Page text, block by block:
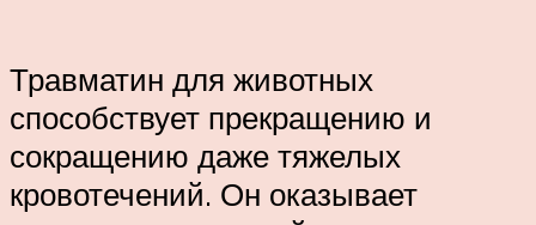
Травматин для животных
способствует прекращению и
сокращению даже тяжелых
кровотечений. Он оказывает